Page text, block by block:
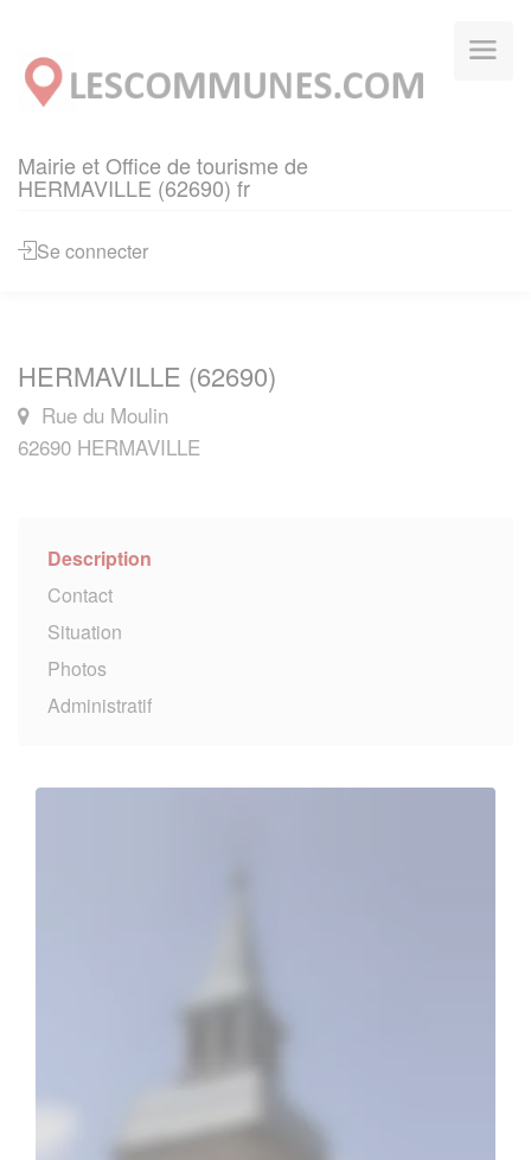
Mairie et Office de tourisme de
HERMAVILLE (62690) fr
Se connecter
HERMAVILLE (62690)
Rue du Moulin
62690 HERMAVILLE
Description
Contact
Situation
Photos
Administratif